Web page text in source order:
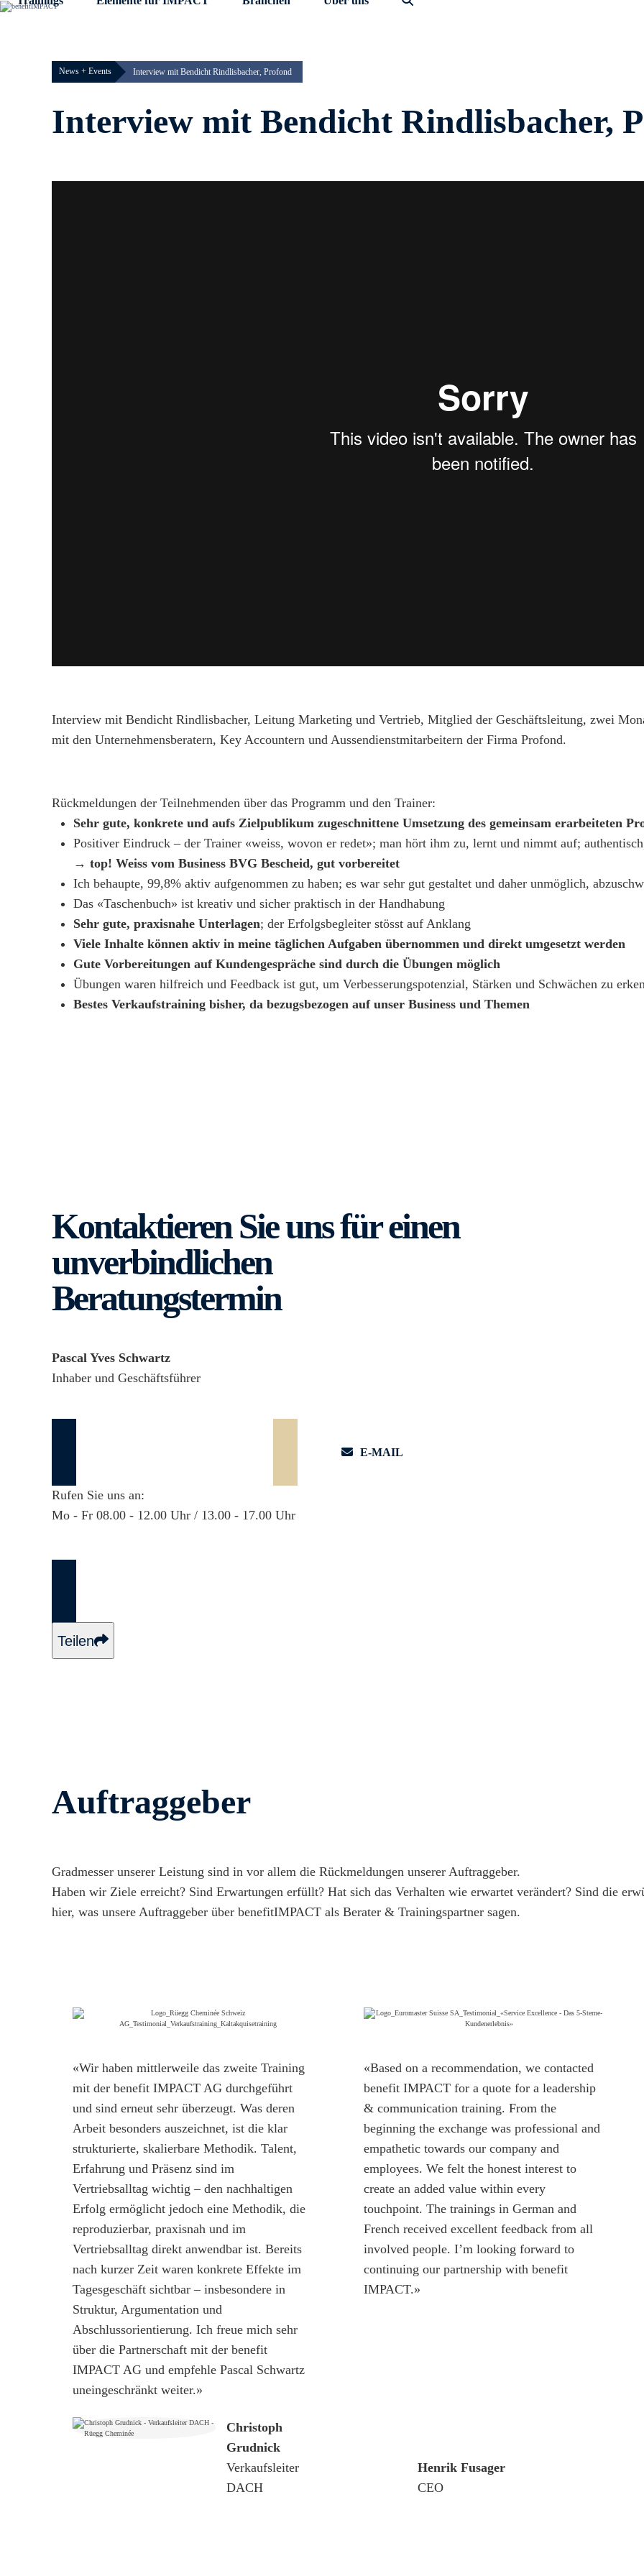
Skip
News + Events Interview mit Bendicht Rindlisbacher, Profond
Interview mit Bendicht Rindlisbacher,
Interview mit Bendicht Rindlisbacher, Leitung Marketing und Vertrieb, Mitglied der Geschäftsleitung, zwei
mit den Unternehmensberatern, Key Accountern und Aussendienstmitarbeitern der Firma Profond.
Rückmeldungen der Teilnehmenden über das Programm und den Trainer:
Sehr gute, konkrete und aufs Zielpublikum zugeschnittene Umsetzung des gemeinsam erarbeiteten
Positiver Eindruck – der Trainer «weiss, wovon er redet»; man hört ihm zu, lernt und nimmt auf;
→ top! Weiss vom Business BVG Bescheid, gut vorbereitet
Ich behaupte, 99,8% aktiv aufgenommen zu haben; es war sehr gut gestaltet und daher unmöglich,
Das «Taschenbuch» ist kreativ und sicher praktisch in der Handhabung
Sehr gute, praxisnahe Unterlagen; der Erfolgsbegleiter stösst auf Anklang
Viele Inhalte können aktiv in meine täglichen Aufgaben übernommen und direkt umgesetzt werden
Gute Vorbereitungen auf Kundengespräche sind durch die Übungen möglich
Übungen waren hilfreich und Feedback ist gut, um Verbesserungspotenzial, Stärken und Schwächen zu
Bestes Verkaufstraining bisher, da bezugsbezogen auf unser Business und Themen
Kontaktieren Sie uns für einen
unverbindlichen
Beratungstermin
Pascal Yves Schwartz
Inhaber und Geschäftsführer
E-MAIL
Rufen Sie uns an:
Mo - Fr 08.00 - 12.00 Uhr / 13.00 - 17.00 Uhr
Teilen
Auftraggeber
Gradmesser unserer Leistung sind in vor allem die Rückmeldungen unserer Auftraggeber.
Haben wir Ziele erreicht? Sind Erwartungen erfüllt? Hat sich das Verhalten wie erwartet verändert? Sind die
hier, was unsere Auftraggeber über benefitIMPACT als Berater & Trainingspartner sagen.
«Wir haben mittlerweile das zweite Training
mit der benefit IMPACT AG durchgeführt
und sind erneut sehr überzeugt. Was deren
Arbeit besonders auszeichnet, ist die klar
strukturierte, skalierbare Methodik. Talent,
Erfahrung und Präsenz sind im
Vertriebsalltag wichtig – den nachhaltigen
Erfolg ermöglicht jedoch eine Methodik, die
reproduzierbar, praxisnah und im
Vertriebsalltag direkt anwendbar ist. Bereits
nach kurzer Zeit waren konkrete Effekte im
Tagesgeschäft sichtbar – insbesondere in
Struktur, Argumentation und
Abschlussorientierung. Ich freue mich sehr
über die Partnerschaft mit der benefit
IMPACT AG und empfehle Pascal Schwartz
uneingeschränkt weiter.»
Christoph
Grudnick
Verkaufsleiter
DACH
«Based on a recommendation, we contacted
benefit IMPACT for a quote for a leadership
& communication training. From the
beginning the exchange was professional and
empathetic towards our company and
employees. We felt the honest interest to
create an added value within every
touchpoint. The trainings in German and
French received excellent feedback from all
involved people. I’m looking forward to
continuing our partnership with benefit
IMPACT.»
Henrik Fusager
CEO